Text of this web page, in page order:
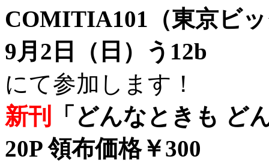
COMITIA101（東京ビ
9月2日（日）う12b
にて参加します！
新刊
「どんなときも ど
20P 領布価格￥300